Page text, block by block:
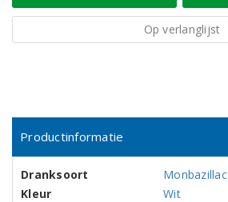
Op verlanglijst
Productinformatie
Dranksoort
Monbazillac
Kleur
Wit